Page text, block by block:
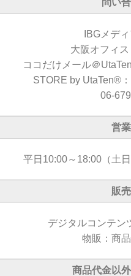
IBGメデ
大阪オフィ
ココだけメール＠UtaTen
STORE by UtaTen®：
06-
営
平日10:00～18:00（土
販
デジタルコンテン
物販：商
商品代金以